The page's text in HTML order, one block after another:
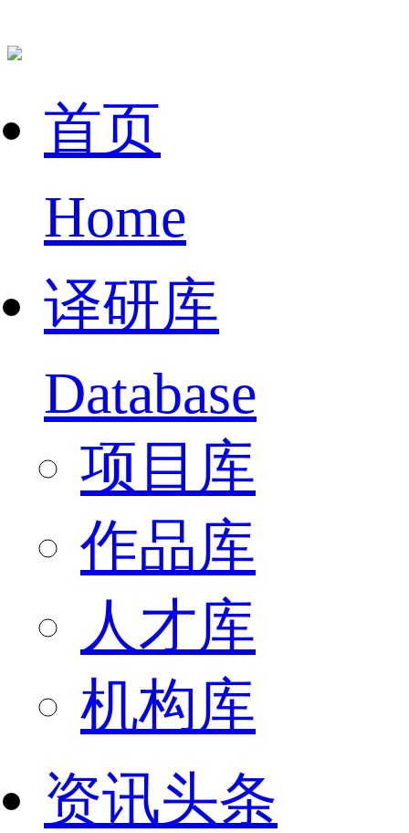
首页
Home
译研库
Database
项目库
作品库
人才库
机构库
资讯头条